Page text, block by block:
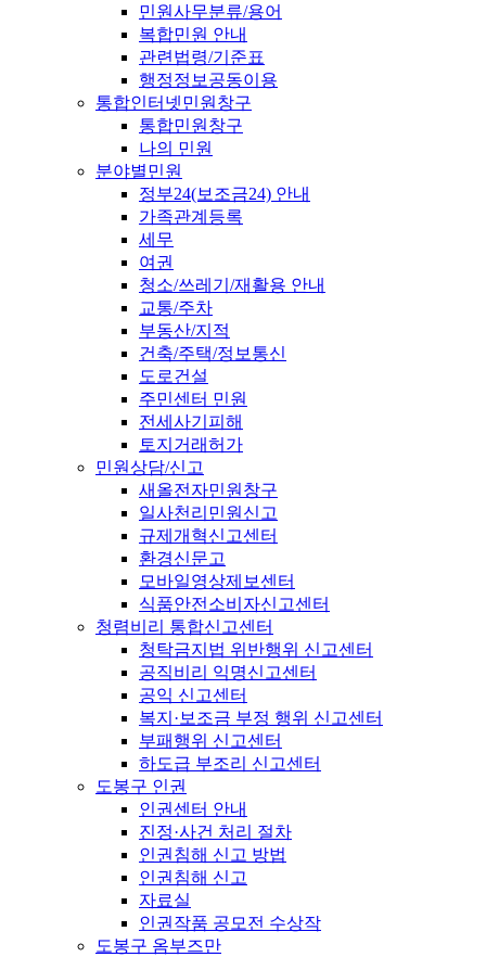
민원사무분류/용어
복합민원 안내
관련법령/기준표
행정정보공동이용
통합인터넷민원창구
통합민원창구
나의 민원
분야별민원
정부24(보조금24) 안내
가족관계등록
세무
여권
청소/쓰레기/재활용 안내
교통/주차
부동산/지적
건축/주택/정보통신
도로건설
주민센터 민원
전세사기피해
토지거래허가
민원상담/신고
새올전자민원창구
일사천리민원신고
규제개혁신고센터
환경신문고
모바일영상제보센터
식품안전소비자신고센터
청렴비리 통합신고센터
청탁금지법 위반행위 신고센터
공직비리 익명신고센터
공익 신고센터
복지·보조금 부정 행위 신고센터
부패행위 신고센터
하도급 부조리 신고센터
도봉구 인권
인권센터 안내
진정·사건 처리 절차
인권침해 신고 방법
인권침해 신고
자료실
인권작품 공모전 수상작
도봉구 옴부즈만